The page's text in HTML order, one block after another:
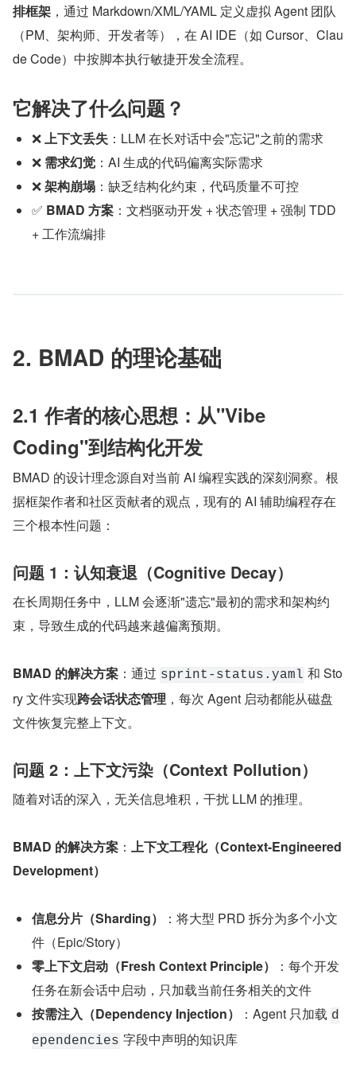
排框架 ，通过 Markdown/XML/YAML 定义虚拟 Agent 团队
（PM、架构师、开发者等），在 AI IDE（如 Cursor、Clau
de Code）中按脚本执行敏捷开发全流程。
它解决了什么问题？
❌ 上下文丢失 ：LLM 在长对话中会"忘记"之前的需求
❌ 需求幻觉 ：AI 生成的代码偏离实际需求
❌ 架构崩塌 ：缺乏结构化约束，代码质量不可控
✅ BMAD 方案 ：文档驱动开发 + 状态管理 + 强制 TDD
+ 工作流编排
2. BMAD 的理论基础
2.1 作者的核心思想：从"Vibe
Coding"到结构化开发
BMAD 的设计理念源自对当前 AI 编程实践的深刻洞察。根
据框架作者和社区贡献者的观点，现有的 AI 辅助编程存在
三个根本性问题：
问题 1：认知衰退（Cognitive Decay）
在长周期任务中，LLM 会逐渐"遗忘"最初的需求和架构约
束，导致生成的代码越来越偏离预期。
BMAD 的解决方案 ：通过 sprint-status.yaml 和 Sto
ry 文件实现跨会话状态管理 ，每次 Agent 启动都能从磁盘
文件恢复完整上下文。
问题 2：上下文污染（Context Pollution）
随着对话的深入，无关信息堆积，干扰 LLM 的推理。
BMAD 的解决方案 ： 上下文工程化（Context-Engineered
Development）
信息分片（Sharding）
：将大型 PRD 拆分为多个小文
件（Epic/Story）
零上下文启动（Fresh Context Principle）
：每个开发
任务在新会话中启动，只加载当前任务相关的文件
按需注入（Dependency Injection）
：Agent 只加载 d
ependencies 字段中声明的知识库